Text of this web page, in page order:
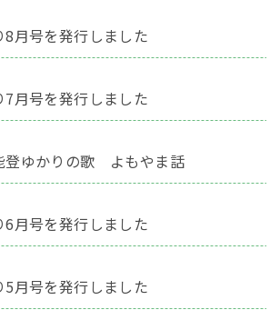
月号を発行しました
月号を発行しました
ゆかりの歌 よもやま話
月号を発行しました
月号を発行しました